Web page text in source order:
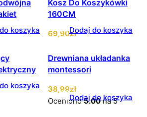
koszyka
Kosz Do Koszykówki
160CM
69,90zł
Dodaj do koszyka
koszyka
Drewniana układanka
montessori
38,99zł
Oceniono5.00na 5
Dodaj do koszyka